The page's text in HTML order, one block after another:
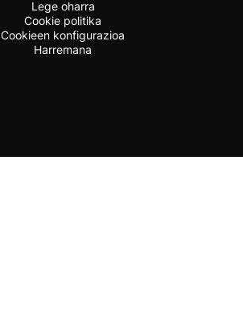
Lege oharra
Cookie politika
Cookieen konfigurazioa
Harremana